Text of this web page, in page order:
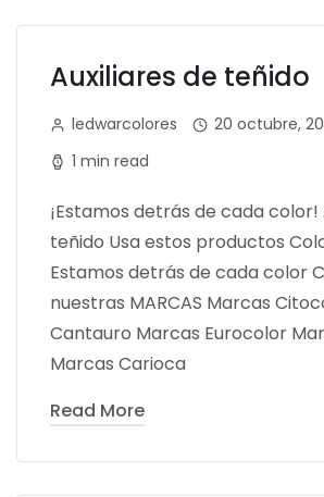
Auxiliares de teñido
ledwarcolores
20 octubre,
1 min read
¡Estamos detrás de cada color!
teñido Usa estos productos
Estamos detrás de cada color
nuestras MARCAS Marcas
Cantauro Marcas Eurocolor
Marcas Carioca
Read More